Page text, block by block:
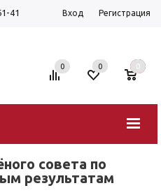
41 Вход Регистрация
0 0 0
совета по
результатам